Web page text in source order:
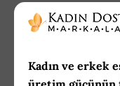
Kadın ve erkek